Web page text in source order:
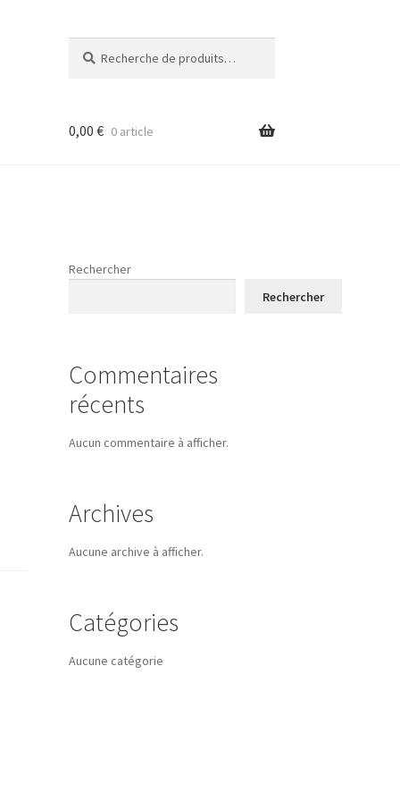
pour :
0,00 € 0 article
Rechercher
Rechercher
Commentaires
récents
Aucun commentaire à afficher.
Archives
Aucune archive à afficher.
Catégories
Aucune catégorie